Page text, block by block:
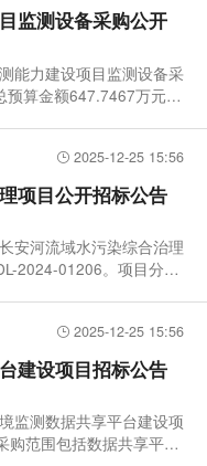
监测设备采购公开
能力建设项目监测设备采
预算金额647.7467万元，
2025-12-25 15:56
项目公开招标公告
安河流域水污染综合治理
2024-01206。项目分为
2025-12-25 15:56
建设项目招标公告
监测数据共享平台建设项
购范围包括数据共享平台